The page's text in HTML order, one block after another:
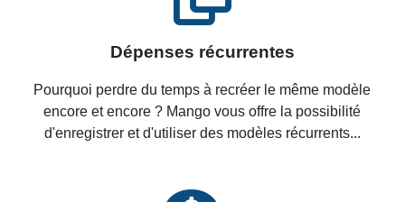
Dépenses récurrentes
Pourquoi perdre du temps à recréer le même modèle
encore et encore ? Mango vous offre la possibilité
d'enregistrer et d'utiliser des modèles récurrents...